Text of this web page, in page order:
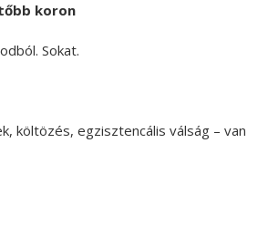
koron
Sokat.
költözés, egzisztencális válság – van